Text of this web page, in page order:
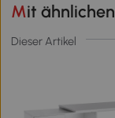
Mit
Dieser Artikel